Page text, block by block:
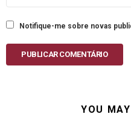
Notifique-me sobre novas
PUBLICAR COMENTÁRIO
YOU